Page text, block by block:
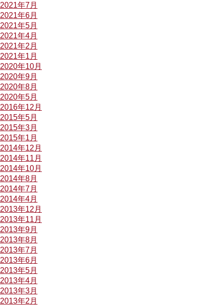
2021年7月
2021年6月
2021年5月
2021年4月
2021年2月
2021年1月
2020年10月
2020年9月
2020年8月
2020年5月
2016年12月
2015年5月
2015年3月
2015年1月
2014年12月
2014年11月
2014年10月
2014年8月
2014年7月
2014年4月
2013年12月
2013年11月
2013年9月
2013年8月
2013年7月
2013年6月
2013年5月
2013年4月
2013年3月
2013年2月